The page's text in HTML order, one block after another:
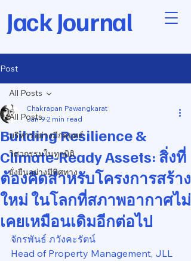
Jack Journal
Post
All Posts
บริหารอย่างมีกลยุทธ์
วิศวกรรมในทุกมิติ
ยั่งยืนอย่างมีทิศทาง
All Posts
Building Resilience &
Climate-Ready Assets: สิ่งที่
ต้องคิดสำหรับโครงการสร้าง
ใหม่ ในโลกที่สภาพอากาศไม่
เคยเหมือนเดิมอีกต่อไป
Chakrapan Pawangkarat
Jan 9 2 min read
จักรพันธ์ ภวังคะรัตน์
Head of Property Management, JLL